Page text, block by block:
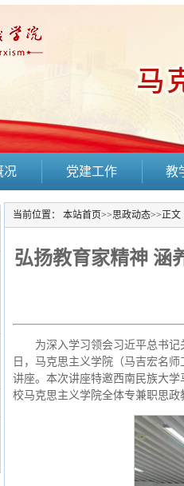
况 党建工作 教
当前位置： 本站首页>>思政动态>>正文
弘扬教育家精神 涵
为深入学习领会习近平总书
日，马克思主义学院（马吉宏名
讲座。本次讲座特邀西南民族大
校马克思主义学院全体专兼职思